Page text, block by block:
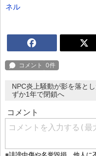
ネル
NPC炎上騒動が影を落と
ずか1年で閉鎖へ